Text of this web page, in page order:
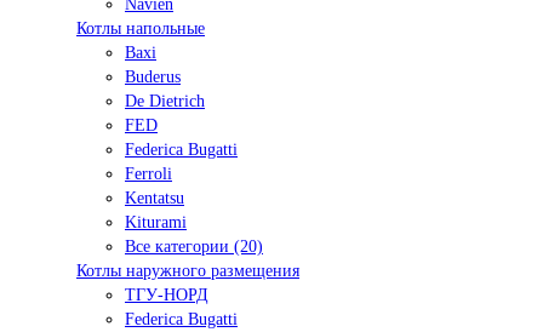
Navien
Котлы напольные
Baxi
Buderus
De Dietrich
FED
Federica Bugatti
Ferroli
Kentatsu
Kiturami
Все категории (20)
Котлы наружного размещения
ТГУ-НОРД
Federica Bugatti